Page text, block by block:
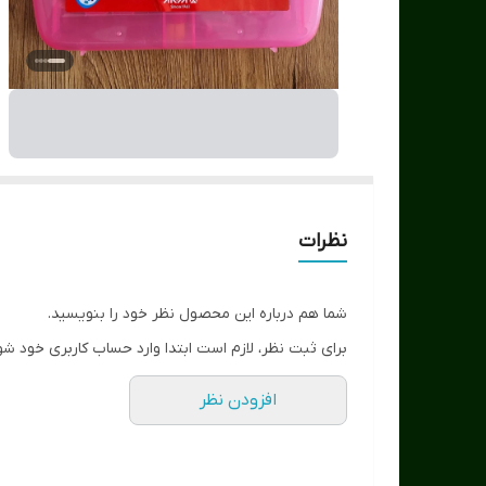
نظرات
شما هم درباره این محصول نظر خود را بنویسید.
برای ثبت نظر، لازم است ابتدا وارد حساب کاربری خود
افزودن نظر